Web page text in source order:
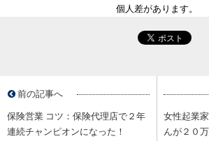
個人差があります。
前の記事へ
保険営業 コツ：保険代理店で２年
連続チャンピオンになった！
女性起業
んが２０